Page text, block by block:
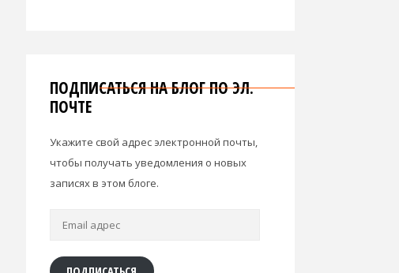
ПОДПИСАТЬСЯ НА БЛОГ ПО ЭЛ.
ПОЧТЕ
Укажите свой адрес электронной почты,
чтобы получать уведомления о новых
записях в этом блоге.